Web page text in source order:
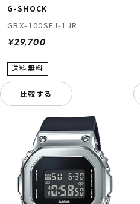
G-SHOCK
GBX-100SFJ-1JR
¥29,700
比較する